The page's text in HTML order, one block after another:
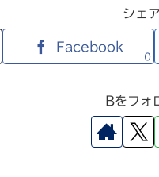
シェ
Facebook
0
Bをフォ